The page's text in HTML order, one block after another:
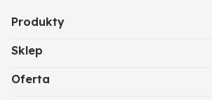
Produkty
Sklep
Oferta